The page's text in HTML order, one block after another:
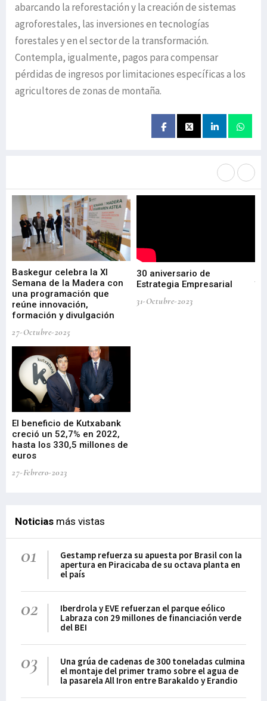
abarcando la reforestación y la creación de sistemas
agroforestales, las inversiones en tecnologías
forestales y en el sector de la transformación.
Contempla, igualmente, pagos para compensar
pérdidas de ingresos por limitaciones específicas a los
agricultores de zonas de montaña.
Baskegur celebra la XI
Semana de la Madera con
una programación que
reúne innovación,
formación y divulgación
27-Octubre-2025
30 aniversario de
Estrategia Empresarial
31-Octubre-2023
El beneficio de Kutxabank
creció un 52,7% en 2022,
hasta los 330,5 millones de
euros
27-Febrero-2023
Noticias más vistas
01
Gestamp refuerza su apuesta por Brasil con la
apertura en Piracicaba de su octava planta en
el país
02
Iberdrola y EVE refuerzan el parque eólico
Labraza con 29 millones de financiación verde
del BEI
03
Una grúa de cadenas de 300 toneladas culmina
el montaje del primer tramo sobre el agua de
la pasarela All Iron entre Barakaldo y Erandio